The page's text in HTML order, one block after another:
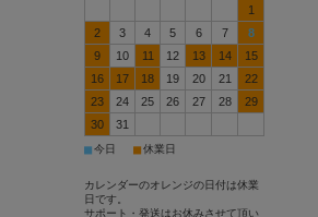
1
2
3 4 5 6 7
8
9
10 11 12 13 14
15
16
17 18 19 20 21
22
23
24 25 26 27 28
29
30
31
■今日 ■休業日
カレンダーのオレンジの日付は休業
日です。
サポート・発送はお休みさせて頂い